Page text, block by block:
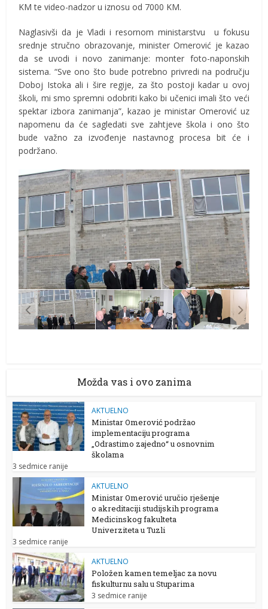
KM te video-nadzor u iznosu od 7000 KM.
Naglasivši da je Vladi i resornom ministarstvu u fokusu
srednje stručno obrazovanje, minister Omerović je kazao
da se uvodi i novo zanimanje: monter foto-naponskih
sistema. “Sve ono što bude potrebno privredi na području
Doboj Istoka ali i šire regije, za što postoji kadar u ovoj
školi, mi smo spremni odobriti kako bi učenici imali što veći
spektar izbora zanimanja”, kazao je ministar Omerović uz
napomenu da će sagledati sve zahtjeve škola i ono što
bude važno za izvođenje nastavnog procesa bit će i
podržano.
Možda vas i ovo zanima
AKTUELNO
Ministar Omerović podržao
implementaciju programa
„Odrastimo zajedno“ u osnovnim
školama
3 sedmice ranije
AKTUELNO
Ministar Omerović uručio rješenje
o akreditaciji studijskih programa
Medicinskog fakulteta
Univerziteta u Tuzli
3 sedmice ranije
AKTUELNO
Položen kamen temeljac za novu
fiskulturnu salu u Stuparima
3 sedmice ranije